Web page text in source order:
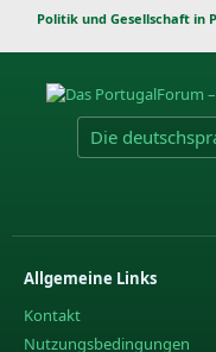
Politik und Gesellschaft in
Die
Allgemeine Links
Kontakt
Nutzungsbedingungen